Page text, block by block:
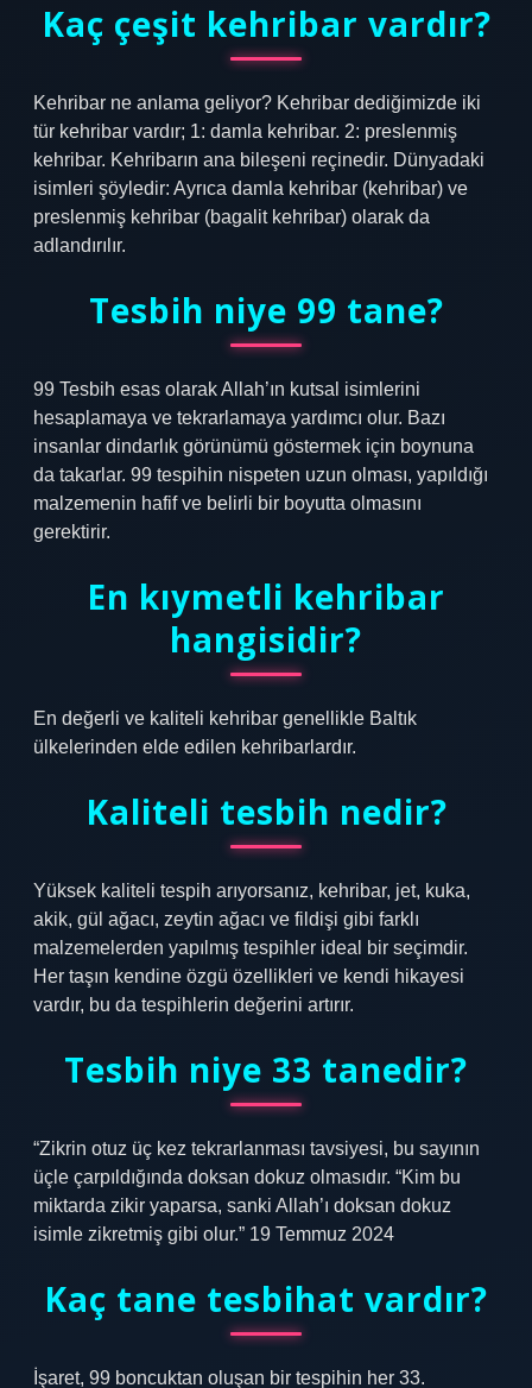
Kaç çeşit kehribar vardır?
Kehribar ne anlama geliyor? Kehribar dediğimizde iki
tür kehribar vardır; 1: damla kehribar. 2: preslenmiş
kehribar. Kehribarın ana bileşeni reçinedir. Dünyadaki
isimleri şöyledir: Ayrıca damla kehribar (kehribar) ve
preslenmiş kehribar (bagalit kehribar) olarak da
adlandırılır.
Tesbih niye 99 tane?
99 Tesbih esas olarak Allah’ın kutsal isimlerini
hesaplamaya ve tekrarlamaya yardımcı olur. Bazı
insanlar dindarlık görünümü göstermek için boynuna
da takarlar. 99 tespihin nispeten uzun olması, yapıldığı
malzemenin hafif ve belirli bir boyutta olmasını
gerektirir.
En kıymetli kehribar
hangisidir?
En değerli ve kaliteli kehribar genellikle Baltık
ülkelerinden elde edilen kehribarlardır.
Kaliteli tesbih nedir?
Yüksek kaliteli tespih arıyorsanız, kehribar, jet, kuka,
akik, gül ağacı, zeytin ağacı ve fildişi gibi farklı
malzemelerden yapılmış tespihler ideal bir seçimdir.
Her taşın kendine özgü özellikleri ve kendi hikayesi
vardır, bu da tespihlerin değerini artırır.
Tesbih niye 33 tanedir?
“Zikrin otuz üç kez tekrarlanması tavsiyesi, bu sayının
üçle çarpıldığında doksan dokuz olmasıdır. “Kim bu
miktarda zikir yaparsa, sanki Allah’ı doksan dokuz
isimle zikretmiş gibi olur.” 19 Temmuz 2024
Kaç tane tesbihat vardır?
İşaret, 99 boncuktan oluşan bir tespihin her 33.